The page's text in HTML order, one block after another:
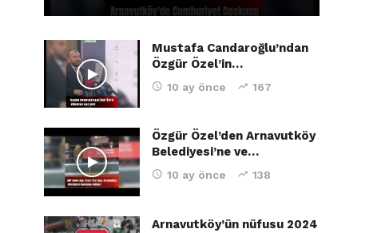
Mustafa Candaroğlu’ndan
Özgür Özel’in…
10 ay önce 167
Özgür Özel’den Arnavutköy
Belediyesi’ne ve…
10 ay önce 138
Arnavutköy’ün nüfusu 2024